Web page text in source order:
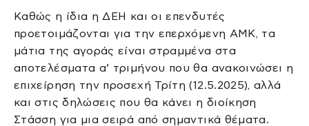
Καθώς η ίδια η ΔΕΗ και οι επενδυτές
προετοιμάζονται για την επερχόμενη ΑΜΚ, τα
μάτια της αγοράς είναι στραμμένα στα
αποτελέσματα α’ τριμήνου που θα ανακοινώσει η
επιχείρηση την προσεχή Τρίτη (12.5.2025), αλλά
και στις δηλώσεις που θα κάνει η διοίκηση
Στάσση για μια σειρά από σημαντικά θέματα.